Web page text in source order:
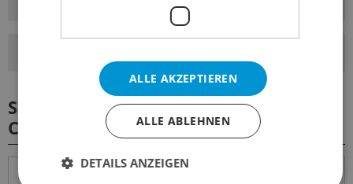
Spirituosen und Bitters für diesen
Cocktail
ALLE AKZEPTIEREN
ALLE ABLEHNEN
DETAILS ANZEIGEN